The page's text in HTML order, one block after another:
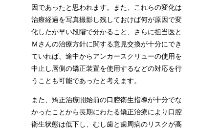
因であったと思われます。また、これらの変化は
治療経過を写真撮影し残しておけば何が原因で変
化したか早い段階で分かること、さらに担当医と
Ｍさんの治療方針に関する意見交換が十分にでき
ていれば、途中からアンカースクリューの使用を
中止し唇側の矯正装置を使用するなどの対応を行
うことも可能であったと考えます。
また、矯正治療開始前の口腔衛生指導が十分でな
かったことから長期にわたる矯正治療により口腔
衛生状態は低下し、むし歯と歯周病のリスクが高